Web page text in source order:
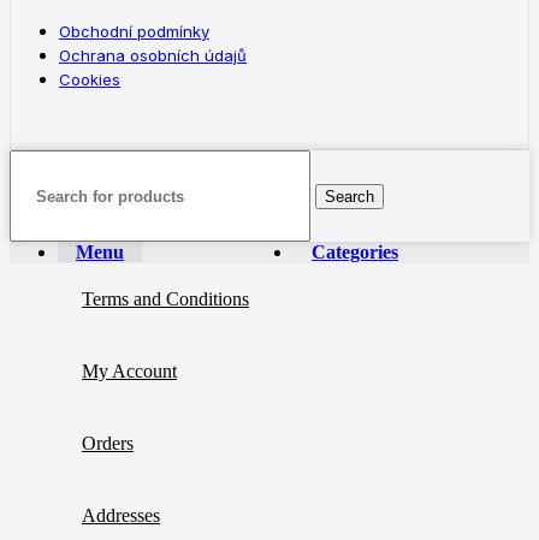
Obchodní podmínky
Ochrana osobních údajů
Cookies
Search
Menu Categories
Terms and Conditions
My Account
Orders
Addresses